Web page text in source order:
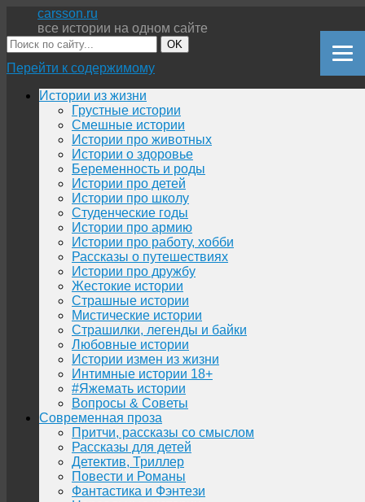
carsson.ru
все истории на одном сайте
OK
Перейти к содержимому
Истории из жизни
Грустные истории
Смешные истории
Истории про животных
Истории о здоровье
Беременность и роды
Истории про детей
Истории про школу
Студенческие годы
Истории про армию
Истории про работу, хобби
Рассказы о путешествиях
Истории про дружбу
Жестокие истории
Страшные истории
Мистические истории
Страшилки, легенды и байки
Любовные истории
Истории измен из жизни
Интимные истории 18+
#Яжемать истории
Вопросы & Советы
Современная проза
Притчи, рассказы со смыслом
Рассказы для детей
Детектив, Триллер
Повести и Романы
Фантастика и Фэнтези